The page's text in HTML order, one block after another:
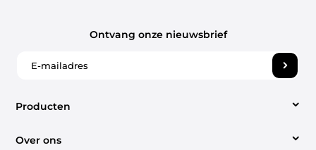
Producten
Over ons
Ontvang onze nieuwsbrief